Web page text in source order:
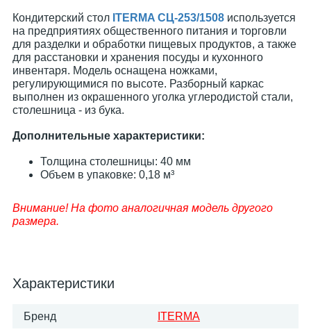
Кондитерский стол ITERMA СЦ-253/1508 используется
на предприятиях общественного питания и торговли
для разделки и обработки пищевых продуктов, а также
для расстановки и хранения посуды и кухонного
инвентаря. Модель оснащена ножками,
регулирующимися по высоте. Разборный каркас
выполнен из окрашенного уголка углеродистой стали,
столешница - из бука.
Дополнительные характеристики:
Толщина столешницы: 40 мм
Объем в упаковке: 0,18 м³
Внимание! На фото аналогичная модель другого
размера.
Характеристики
Бренд ITERMA